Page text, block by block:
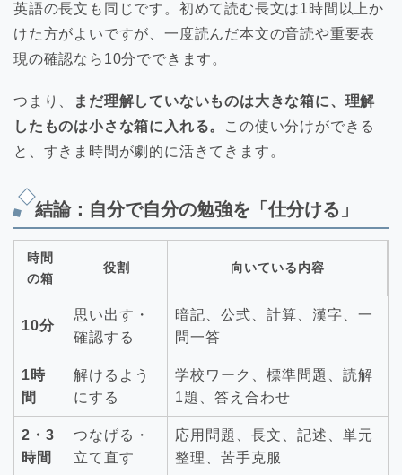
英語の長文も同じです。初めて読む長文は1時間以上か
けた方がよいですが、一度読んだ本文の音読や重要表
現の確認なら10分でできます。
つまり、
まだ理解していないものは大きな箱に、理解
したものは小さな箱に入れる。
この使い分けができる
と、すきま時間が劇的に活きてきます。
結論：自分で自分の勉強を「仕分ける」
時間
の箱
役割 向いている内容
10分
思い出す・
確認する
暗記、公式、計算、漢字、一
問一答
1時
間
解けるよう
にする
学校ワーク、標準問題、読解
1題、答え合わせ
2・3
時間
つなげる・
立て直す
応用問題、長文、記述、単元
整理、苦手克服